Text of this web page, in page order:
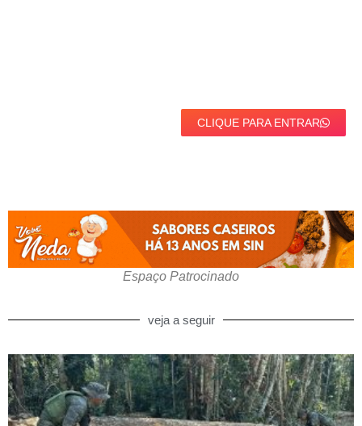
CLIQUE PARA ENTRAR
Espaço Patrocinado
veja a seguir